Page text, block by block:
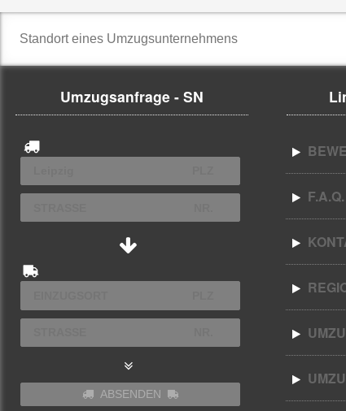
Umzugsanfrage - SN
ABSENDEN
F.A.Q.